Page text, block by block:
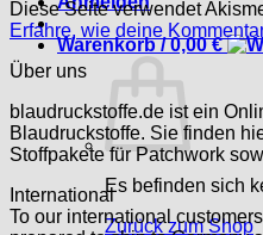
Warenkorb /0,00€
Es befinden sich
Zurück zum Shop
Diese Seite verwendet
Erfahre, wie deine
Über uns
blaudruckstoffe.de ist ein
Blaudruckstoffe. Sie finden
Stoffpakete für Patchwork
International
To our international